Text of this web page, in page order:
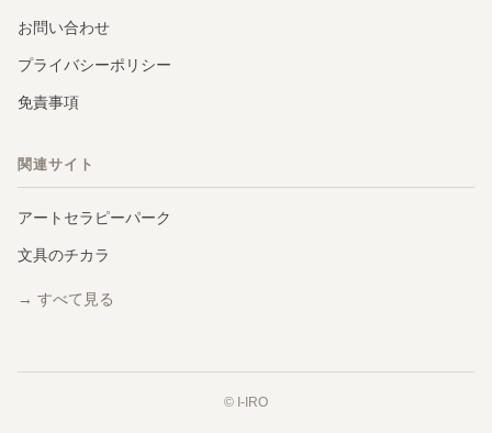
お問い合わせ
プライバシーポリシー
免責事項
関連サイト
アートセラピーパーク
文具のチカラ
→ すべて見る
© I-IRO